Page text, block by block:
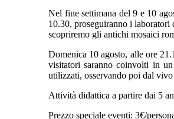
Nel fine settimana del 9 e 10
10.30, proseguiranno i
scopriremo gli antichi mosaici
Domenica 10 agosto, alle ore
visitatori saranno coinvolti in
utilizzati, osservando poi dal
Attività didattica a partire dai 5
Prezzo speciale eventi: 3€/